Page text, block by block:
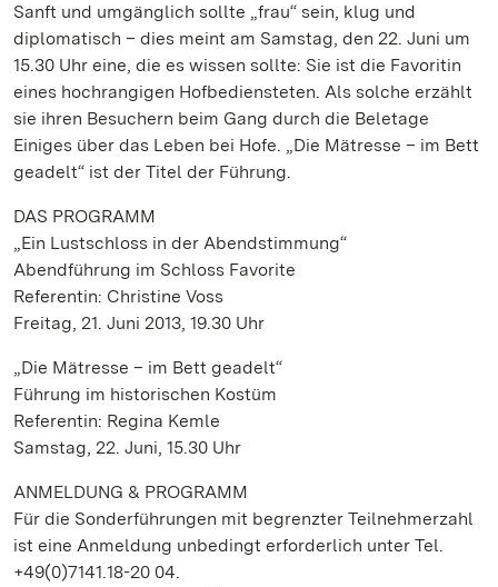
Sanft und umgänglich sollte „frau“ sein, klug und
diplomatisch – dies meint am Samstag, den 22. Juni um
15.30 Uhr eine, die es wissen sollte: Sie ist die Favoritin
eines hochrangigen Hofbediensteten. Als solche erzählt
sie ihren Besuchern beim Gang durch die Beletage
Einiges über das Leben bei Hofe. „Die Mätresse – im Bett
geadelt“ ist der Titel der Führung.
DAS PROGRAMM
„Ein Lustschloss in der Abendstimmung“
Abendführung im Schloss Favorite
Referentin: Christine Voss
Freitag, 21. Juni 2013, 19.30 Uhr
„Die Mätresse – im Bett geadelt“
Führung im historischen Kostüm
Referentin: Regina Kemle
Samstag, 22. Juni, 15.30 Uhr
ANMELDUNG & PROGRAMM
Für die Sonderführungen mit begrenzter Teilnehmerzahl
ist eine Anmeldung unbedingt erforderlich unter Tel.
+49(0)7141.18-20 04.